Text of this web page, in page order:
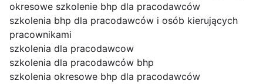
okresowe szkolenie bhp dla pracodawców
szkolenia bhp dla pracodawców i osób kierujących
pracownikami
szkolenia dla pracodawcow
szkolenia dla pracodawców bhp
szkolenia okresowe bhp dla pracodawców